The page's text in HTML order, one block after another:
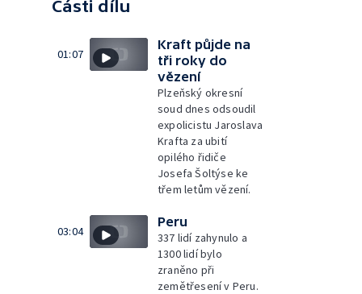
Části dílu
01:07
Kraft půjde na
tři roky do
vězení
Plzeňský okresní
soud dnes odsoudil
expolicistu Jaroslava
Krafta za ubití
opilého řidiče
Josefa Šoltýse ke
třem letům vězení.
03:04
Peru
337 lidí zahynulo a
1300 lidí bylo
zraněno při
zemětřesení v Peru.